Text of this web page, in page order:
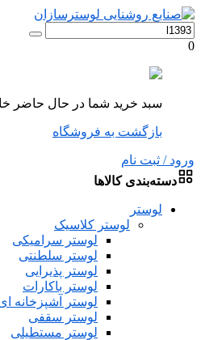
0
سبد خرید شما در حال حاضر
بازگشت به فروشگاه
ورود / ثبت نام
دسته‌بندی کالاها
لوستر
لوستر کلاسیک
لوستر سرامیکی
لوستر سلطنتی
لوستر پذیرایی
لوستر باکارات
لوستر آشپزخانه
لوستر سقفی
لوستر مستطیلی